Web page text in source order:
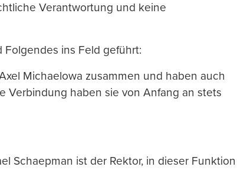
Verantwortung und keine
ins Feld geführt:
Michaelowa zusammen und haben auch
Verbindung haben sie von Anfang an stets
Schaepman ist der Rektor, in dieser Funktion